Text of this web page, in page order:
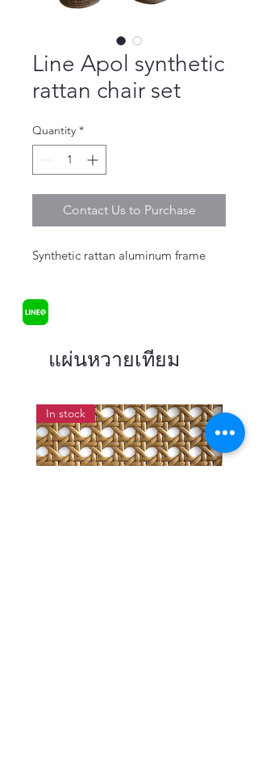
Line Apol synthetic
rattan chair set
Quantity *
Contact Us to Purchase
Synthetic rattan aluminum frame
แผ่นหวายเทียม
In stock